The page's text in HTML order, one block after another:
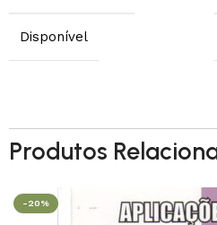
Disponível
Produtos
-20%